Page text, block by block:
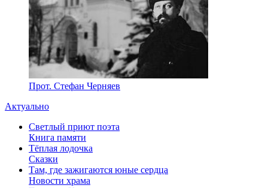
Прот. Стефан Черняев
Актуально
Светлый приют поэта
Книга памяти
Тёплая лодочка
Сказки
Там, где зажигаются юные сердца
Новости храма